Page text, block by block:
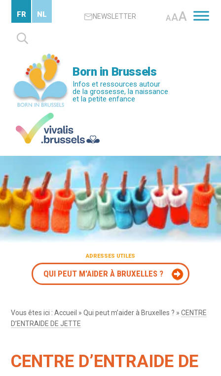
contenu
principal
NEWSLETTER AAA
Rechercher :
FR NL
Born in Brussels
Infos et ressources autour
de la grossesse, la naissance
et la petite enfance
ADRESSES UTILES
QUI PEUT M'AIDER À BRUXELLES ?
Vous êtes ici :Accueil »Qui peut m’aider à Bruxelles ? »CENTRE
D’ENTRAIDE DE JETTE
CENTRE D’ENTRAIDE DE